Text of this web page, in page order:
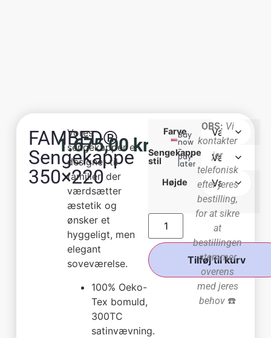
FAMBED®
Sengekappe
350×220
1.675,00kr.
Vores
sengekapper er
designet til
familier, der
værdsætter
æstetik og
ønsker et
hyggeligt, men
elegant
soveværelse.
100% Oeko-
Tex bomuld,
300TC
satinvævning.
Farve
Sengekappe
stil
Højde
Tilføj til kurv
Buy
now
-
pay
later
OBS: Vi
kontakter
jer
telefonisk
efter jeres
bestilling,
for at sikre
at
bestillingen
stemmer
overens
med jeres
behov ☎️